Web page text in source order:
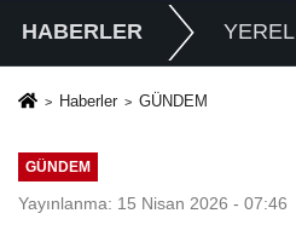
HABERLER YEREL
Haberler GÜNDEM
GÜNDEM
Yayınlanma: 15 Nisan 2026 - 07:46